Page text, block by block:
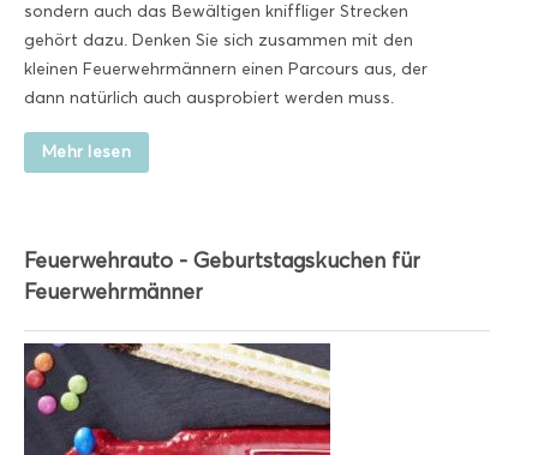
sondern auch das Bewältigen kniffliger Strecken
gehört dazu. Denken Sie sich zusammen mit den
kleinen Feuerwehrmännern einen Parcours aus, der
dann natürlich auch ausprobiert werden muss.
Mehr lesen
Feuerwehrauto - Geburtstagskuchen für
Feuerwehrmänner